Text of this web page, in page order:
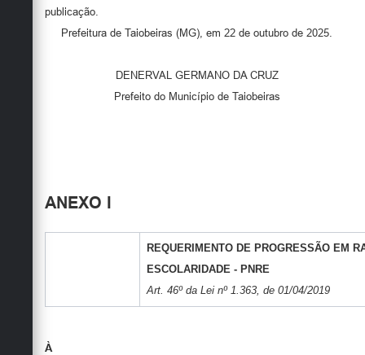
publicação.
Prefeitura de Taiobeiras (MG), em 22 de outubro de 2025.
DENERVAL GERMANO DA CRUZ
Prefeito do Município de Taiobeiras
ANEXO I
REQUERIMENTO DE PROGRESSÃO EM
ESCOLARIDADE - PNRE
Art. 46º da Lei nº 1.363, de 01/04/2019
À